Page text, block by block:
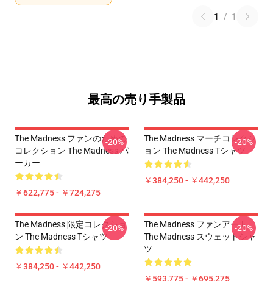
1 / 1
最高の売り手製品
The Madness ファンのための
コレクション The Madness パ
ーカー
￥622,775 - ￥724,275
-20%
The Madness マーチコレクシ
ョン The Madness Tシャツ
￥384,250 - ￥442,250
-20%
The Madness 限定コレクショ
ン The Madness Tシャツ
￥384,250 - ￥442,250
-20%
The Madness ファンアート
The Madness スウェットシャ
ツ
￥593,775 - ￥695,275
-20%